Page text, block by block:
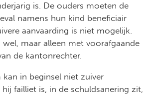
is. De ouders moeten de
namens hun kind beneficiair
aanvaarding is niet mogelijk.
wel, maar alleen met voorafgaande
de kantonrechter.
kan in beginsel niet zuiver
hij failliet is, in de schuldsanering zit,